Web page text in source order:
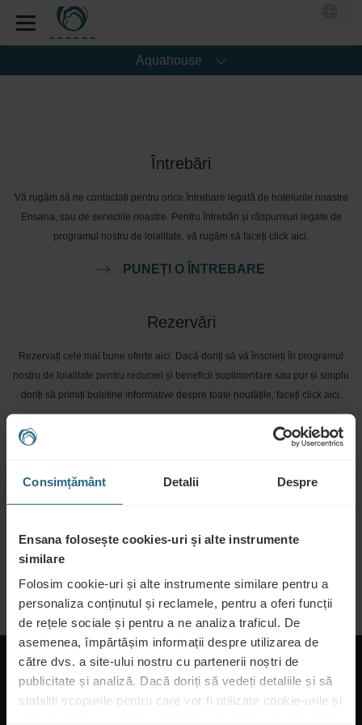
Consimțământ Detalii Despre
Ensana folosește cookies-uri și alte instrumente
similare
Folosim cookie-uri și alte instrumente similare pentru a
personaliza conținutul și reclamele, pentru a oferi funcții
de rețele sociale și pentru a ne analiza traficul. De
asemenea, împărtășim informații despre utilizarea de
către dvs. a site-ului nostru cu partenerii noștri de
publicitate și analiză. Dacă doriți să vedeți detaliile și să
stabiliți scopurile pentru care vor fi utilizate cookie-urile și
Aquahouse
Întrebări
Vă rugăm să ne contactați pentru orice întrebare legată de hotelurile noastre
Ensana, sau de serviciile noastre. Pentru întrebări și răspunsuri legate de
programul nostru de loialitate, vă rugăm să faceți click aici.
PUNEȚI O ÎNTREBARE
Rezervări
Rezervați cele mai bune oferte aici. Dacă doriți să vă înscrieți în programul
nostru de loialitate pentru reduceri și beneficii suplimentare sau pur și simplu
doriți să primiți buletine informative despre toate noutățile, faceți click aici.
Cerere ofertă
fi bucuroși să vă împărtășim orice informații suplimentare pe care nu le-ați
TRIMITEȚI O CERERE